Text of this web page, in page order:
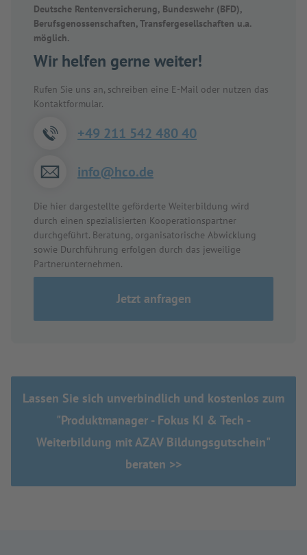
Deutsche Rentenversicherung, Bundeswehr (BFD),
Berufsgenossenschaften, Transfergesellschaften u.a.
möglich.
Wir helfen gerne weiter!
Rufen Sie uns an, schreiben eine E-Mail oder nutzen das
Kontaktformular.
+49 211 542 480 40
info@hco.de
Die hier dargestellte geförderte Weiterbildung wird
durch einen spezialisierten Kooperationspartner
durchgeführt. Beratung, organisatorische Abwicklung
sowie Durchführung erfolgen durch das jeweilige
Partnerunternehmen.
Jetzt anfragen
Lassen Sie sich unverbindlich und kostenlos zum
"Produktmanager - Fokus KI & Tech -
Weiterbildung mit AZAV Bildungsgutschein"
beraten >>